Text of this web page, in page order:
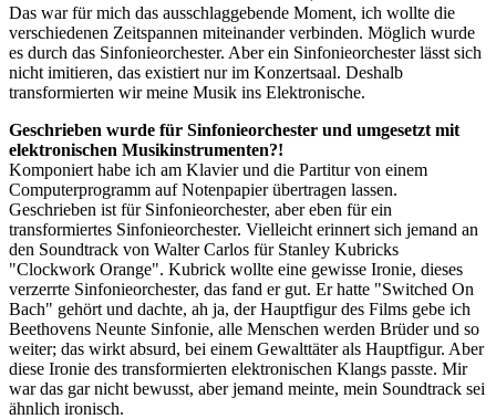
Das war für mich das ausschlaggebende Moment, ich wollte die
verschiedenen Zeitspannen miteinander verbinden. Möglich wurde
es durch das Sinfonieorchester. Aber ein Sinfonieorchester lässt sich
nicht imitieren, das existiert nur im Konzertsaal. Deshalb
transformierten wir meine Musik ins Elektronische.
Geschrieben wurde für Sinfonieorchester und umgesetzt mit
elektronischen Musikinstrumenten?!
Komponiert habe ich am Klavier und die Partitur von einem
Computerprogramm auf Notenpapier übertragen lassen.
Geschrieben ist für Sinfonieorchester, aber eben für ein
transformiertes Sinfonieorchester. Vielleicht erinnert sich jemand an
den Soundtrack von Walter Carlos für Stanley Kubricks
"Clockwork Orange". Kubrick wollte eine gewisse Ironie, dieses
verzerrte Sinfonieorchester, das fand er gut. Er hatte "Switched On
Bach" gehört und dachte, ah ja, der Hauptfigur des Films gebe ich
Beethovens Neunte Sinfonie, alle Menschen werden Brüder und so
weiter; das wirkt absurd, bei einem Gewalttäter als Hauptfigur. Aber
diese Ironie des transformierten elektronischen Klangs passte. Mir
war das gar nicht bewusst, aber jemand meinte, mein Soundtrack sei
ähnlich ironisch.